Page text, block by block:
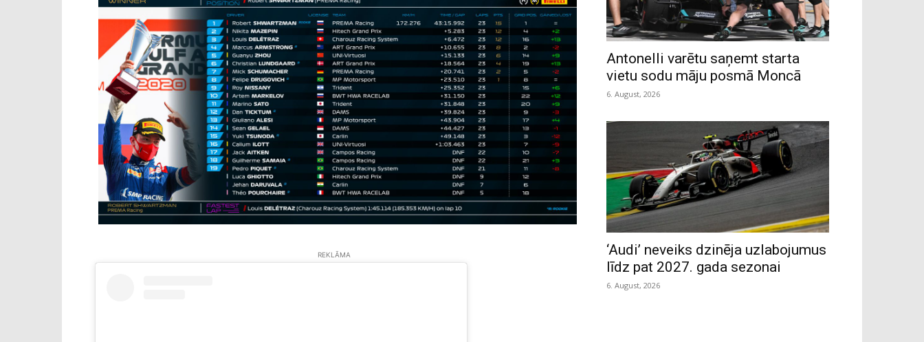
REKLĀMA
Antonelli varētu saņemt starta
vietu sodu māju posmā Moncā
6. August, 2026
‘Audi’ neveiks dzinēja uzlabojumus
līdz pat 2027. gada sezonai
6. August, 2026